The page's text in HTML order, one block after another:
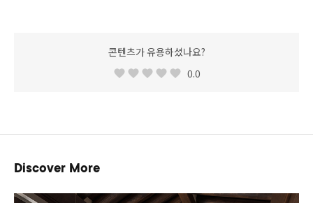
콘텐츠가 유용하셨나요?
0.0
Discover More